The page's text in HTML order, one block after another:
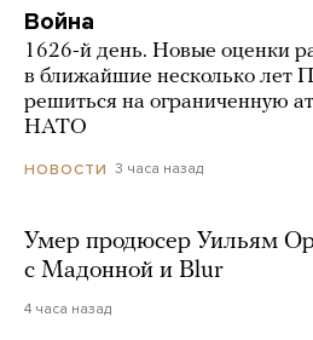
Война
1626-й день. Новые оценки
в ближайшие несколько лет
решиться на ограниченную
НАТО
НОВОСТИ 3 часа назад
Умер продюсер Уильям
с Мадонной и Blur
4 часа назад